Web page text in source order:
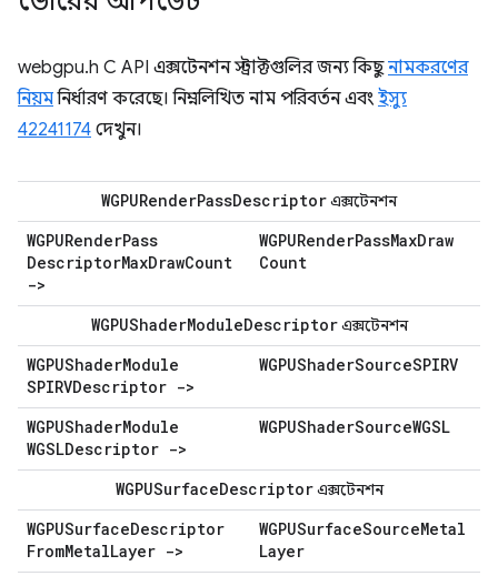
webgpu.h C API এক্সটেনশন স্ট্রাক্টগুলির জন্য কিছুনামকরণের
নিয়মনির্ধারণ করেছে। নিম্নলিখিত নাম পরিবর্তন এবং ইস্যু
42241174 দেখুন।
WGPURenderPassDescriptorএক্সটেনশন
WGPURenderPass
DescriptorMaxDrawCount
->
WGPURenderPassMaxDraw
Count
WGPUShaderModuleDescriptorএক্সটেনশন
WGPUShaderModule
SPIRVDescriptor ->
WGPUShaderSourceSPIRV
WGPUShaderModule
WGSLDescriptor ->
WGPUShaderSourceWGSL
WGPUSurfaceDescriptorএক্সটেনশন
WGPUSurfaceDescriptor
FromMetalLayer ->
WGPUSurfaceSourceMetal
Layer